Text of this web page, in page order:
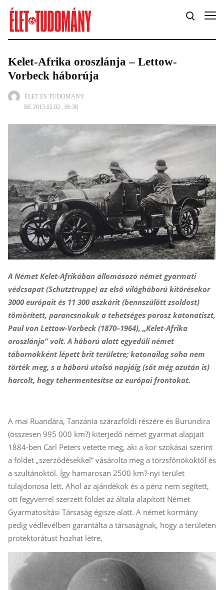
ÉLET ÉS TUDOMÁNY
BE 2015.02.02., 06:38
Kelet-Afrika oroszlánja – Lettow-
Vorbeck háborúja
A Német Kelet-Afrikában állomásozó német gyarmati
védcsapat (Schutztruppe) az első világháború kitörésekor
3000 európait és 11 300 aszkárit (bennszülött zsoldost)
tömörített, parancsnokuk a tehetséges porosz katonatiszt,
Paul von Lettow-Vorbeck (1870–1964), „Kelet-Afrika
oroszlánja” volt. A háború alatt egyedüli német
tábornokként lépett brit területre; katonailag soha nem
törték meg, s a háború utolsó napjáig (sőt még azután is)
harcolt, hogy tehermentesítse az európai frontokat.
A mai Ruandára, Tanzánia szárazföldi részére és Burundira
(összesen 995 000 km?) kiterjedő német gyarmat alapjait
1884-ben Carl Peters vetette meg, aki a kor szokásai szerint
a földet „szerződésekkel” vásárolta meg a törzsfőnököktől és
a szultánoktól. Így hamarosan 2500 km?-nyi terület
tulajdonosa lett. Ahol az ajándékok és a pénz nem segített,
ott fegyverrel szerzett földet az általa alapított Német
Gyarmatosítási Társaság égisze alatt. A német kormány
pedig védlevélben garantálta a társaságnak, hogy a területen
protektorátust hozhat létre.